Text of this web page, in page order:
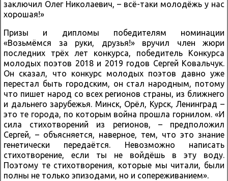
заключил Олег Николаевич, – всё-таки молодёжь у нас
хорошая!»
Призы и дипломы победителям номинации
«Возьмёмся за руки, друзья!» вручил член жюри
последних трёх лет конкурса, победитель Конкурса
молодых поэтов 2018 и 2019 годов Сергей Ковальчук.
Он сказал, что конкурс молодых поэтов давно уже
перестал быть городским, он стал народным, потому
что пишет народ со всех регионов страны, из ближнего
и дальнего зарубежья. Минск, Орёл, Курск, Ленинград –
это те города, по которым война прошла горнилом. «И
сила стихотворений из регионов, – предположил
Сергей, – объясняется, наверное, тем, что это знание
генетически передаётся. Невозможно написать
стихотворение, если ты не войдёшь в эту воду.
Поэтому те стихотворения, которые мы читали, были
полны не только эпизодами, но и сопереживанием».